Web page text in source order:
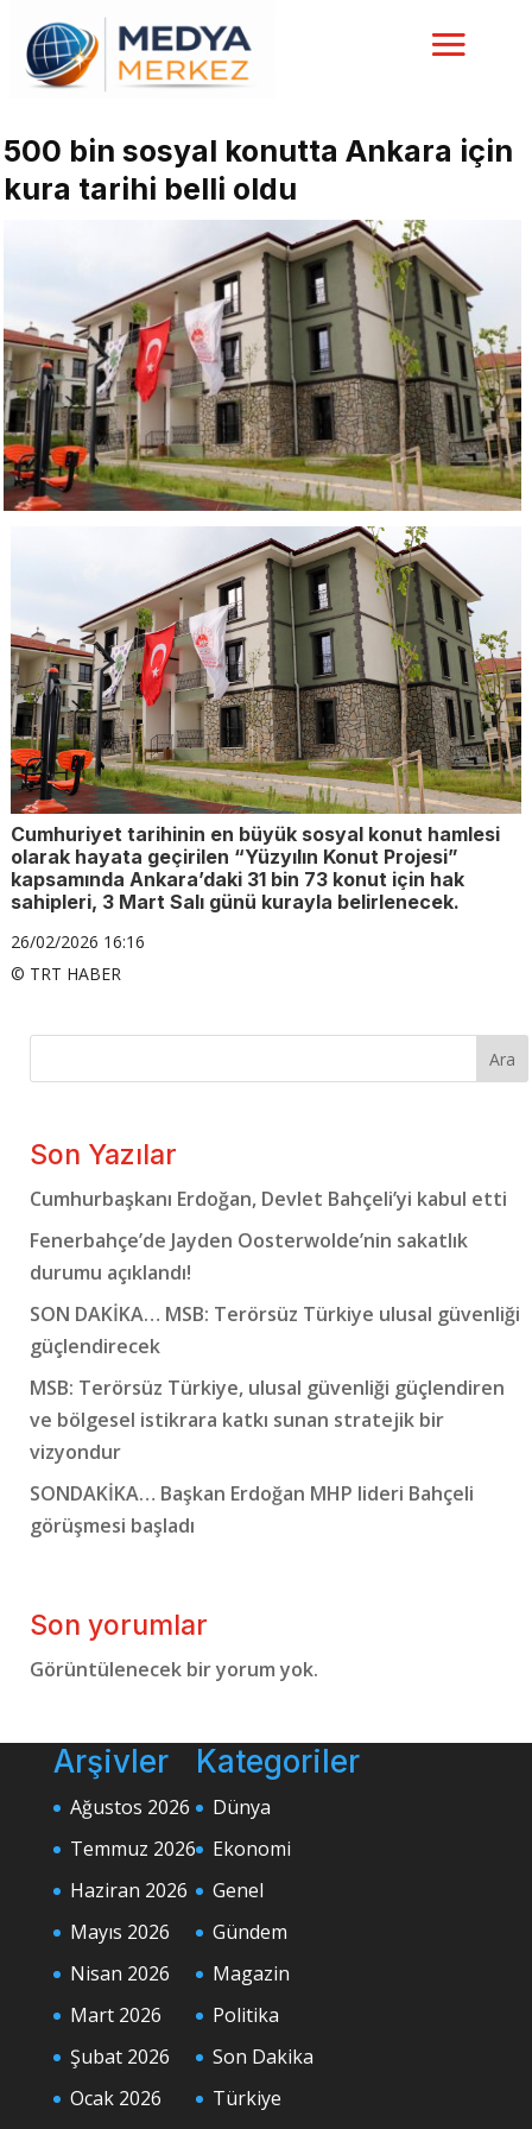
500 bin sosyal konutta Ankara için
kura tarihi belli oldu
Cumhuriyet tarihinin en büyük sosyal konut hamlesi
olarak hayata geçirilen “Yüzyılın Konut Projesi”
kapsamında Ankara’daki 31 bin 73 konut için hak
sahipleri, 3 Mart Salı günü kurayla belirlenecek.
26/02/2026 16:16
© TRT HABER
Ara
Son Yazılar
Cumhurbaşkanı Erdoğan, Devlet Bahçeli’yi kabul etti
Fenerbahçe’de Jayden Oosterwolde’nin sakatlık
durumu açıklandı!
SON DAKİKA… MSB: Terörsüz Türkiye ulusal güvenliği
güçlendirecek
MSB: Terörsüz Türkiye, ulusal güvenliği güçlendiren
ve bölgesel istikrara katkı sunan stratejik bir
vizyondur
SONDAKİKA… Başkan Erdoğan MHP lideri Bahçeli
görüşmesi başladı
Son yorumlar
Görüntülenecek bir yorum yok.
Arşivler
Ağustos 2026
Temmuz 2026
Haziran 2026
Mayıs 2026
Nisan 2026
Mart 2026
Şubat 2026
Ocak 2026
Kategoriler
Dünya
Ekonomi
Genel
Gündem
Magazin
Politika
Son Dakika
Türkiye